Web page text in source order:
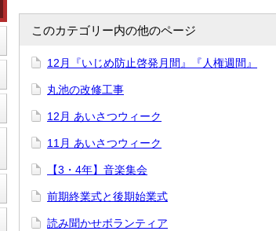
このカテゴリー内の他のページ
12月『いじめ防止啓発月間』『人権週間』
丸池の改修工事
12月 あいさつウィーク
11月 あいさつウィーク
【3・4年】音楽集会
前期終業式と後期始業式
読み聞かせボランティア